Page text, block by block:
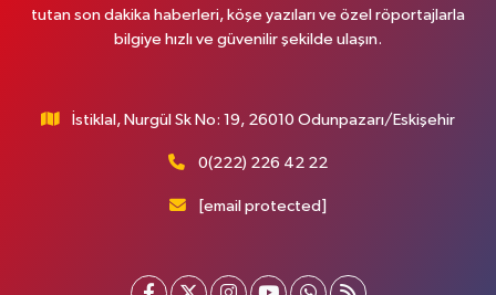
tutan son dakika haberleri, köşe yazıları ve özel röportajlarla
bilgiye hızlı ve güvenilir şekilde ulaşın.
İstiklal, Nurgül Sk No: 19, 26010 Odunpazarı/Eskişehir
0(222) 226 42 22
[email protected]